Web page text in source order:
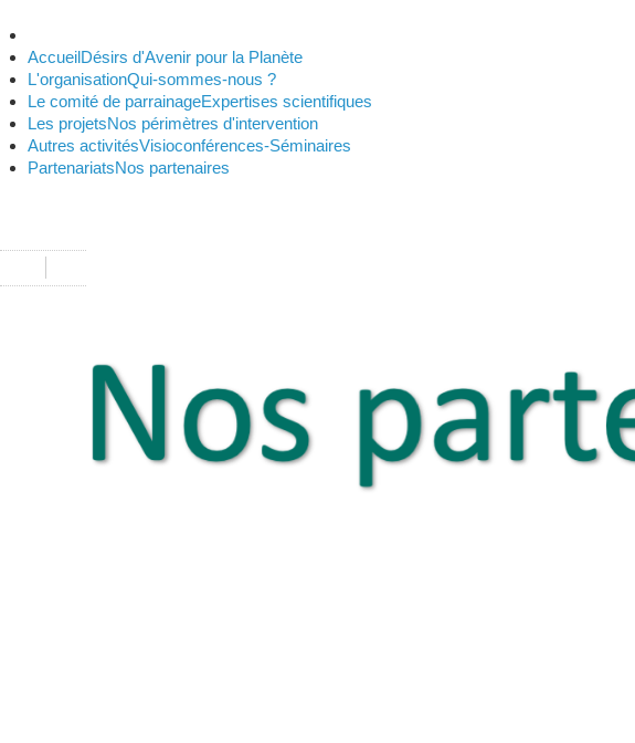
AccueilDésirs d'Avenir pour la Planète
L'organisationQui-sommes-nous ?
Le comité de parrainageExpertises scientifiques
Les projetsNos périmètres d'intervention
Autres activitésVisioconférences-Séminaires
PartenariatsNos partenaires